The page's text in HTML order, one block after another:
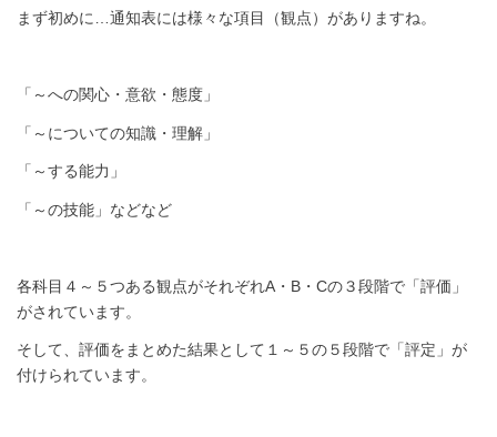
まず初めに…通知表には様々な項目（観点）がありますね。
「～への関心・意欲・態度」
「～についての知識・理解」
「～する能力」
「～の技能」などなど
各科目４～５つある観点がそれぞれA・B・Cの３段階で「評価」
がされています。
そして、評価をまとめた結果として１～５の５段階で「評定」が
付けられています。